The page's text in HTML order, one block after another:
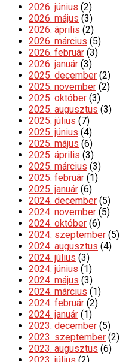
2026. június (2)
2026. május (3)
2026. április (2)
2026. március (5)
2026. február (3)
2026. január (3)
2025. december (2)
2025. november (2)
2025. október (3)
2025. augusztus (3)
2025. július (7)
2025. június (4)
2025. május (6)
2025. április (3)
2025. március (3)
2025. február (1)
2025. január (6)
2024. december (5)
2024. november (5)
2024. október (6)
2024. szeptember (5)
2024. augusztus (4)
2024. július (3)
2024. június (1)
2024. május (3)
2024. március (1)
2024. február (2)
2024. január (1)
2023. december (5)
2023. szeptember (2)
2023. augusztus (6)